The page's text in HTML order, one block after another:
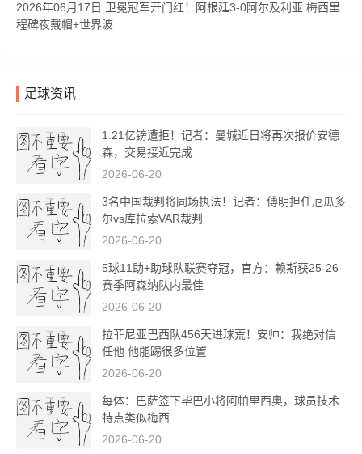
2026年06月17日 卫冕冠军开门红！阿根廷3-0阿尔及利亚 梅西里
程碑夜戴帽+世界波
足球资讯
1.21亿镑遭拒！记者：曼城近日将再次报价安德
森，交易接近完成
2026-06-20
3名中国裁判将同场执法！记者：傅明担任厄瓜多
尔vs库拉索VAR裁判
2026-06-20
5球11助+助球队联赛夺冠，官方：赖斯获25-26
赛季阿森纳队内最佳
2026-06-20
拉菲尼亚巴西队456天进球荒！安帅：我绝对信
任他 他能踢很多位置
2026-06-20
每体：巴萨签下毕巴小将阿帕里西奥，球员技术
特点类似梅西
2026-06-20